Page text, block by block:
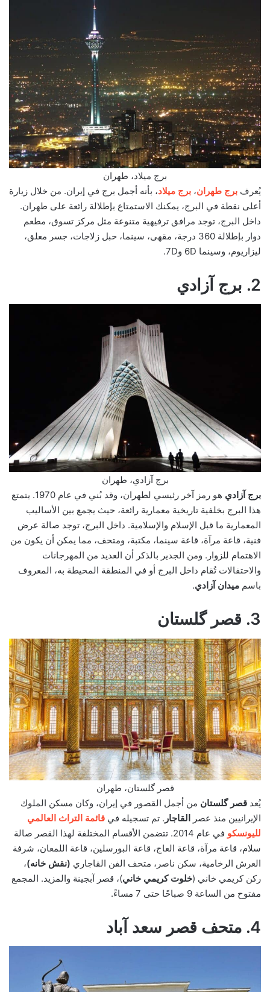
برج ميلاد، طهران
يُعرف برج طهران، برج ميلاد، بأنه أجمل برج في إيران. من خلال زيارة
أعلى نقطة في البرج، يمكنك الاستمتاع بإطلالة رائعة على طهران.
داخل البرج، توجد مرافق ترفيهية متنوعة مثل مركز تسوق، مطعم
دوار بإطلالة 360 درجة، مقهى، سينما، حبل زلاجات، جسر معلق،
ليزاريوم، وسينما 6D و7D.
2. برج آزادي
برج آزادي، طهران
برج آزادي
هو رمز آخر رئيسي لطهران، وقد بُني في عام 1970. يتمتع
هذا البرج بخلفية تاريخية معمارية رائعة، حيث يجمع بين الأساليب
المعمارية ما قبل الإسلام والإسلامية. داخل البرج، توجد صالة عرض
فنية، قاعة مرآة، قاعة سينما، مكتبة، ومتحف، مما يمكن أن يكون من
الاهتمام للزوار. ومن الجدير بالذكر أن العديد من المهرجانات
والاحتفالات تُقام داخل البرج أو في المنطقة المحيطة به، المعروف
باسم ميدان آزادي.
3. قصر گلستان
قصر گلستان، طهران
يُعد قصر گلستان من أجمل القصور في إيران، وكان مسكن الملوك
الإيرانيين منذ عصر القاجار . تم تسجيله في قائمة التراث العالمي
لليونسكو
في عام 2014. تتضمن الأقسام المختلفة لهذا القصر صالة
سلام، قاعة مرآة، قاعة العاج، قاعة البورسلين، قاعة اللمعان، شرفة
العرش الرخامية، سكن ناصر، متحف الفن القاجاري (نقش خانه)،
ركن كريمي خاني (خلوت كريمي خاني)، قصر آبجينة والمزيد. المجمع
مفتوح من الساعة 9 صباحًا حتى 7 مساءً.
4. متحف قصر سعد آباد